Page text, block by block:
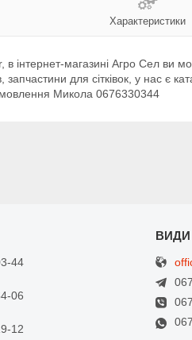
Характеристики
магазині Агро Сел ви
для сітківок, у нас
Микола 0676330344
44
06
12